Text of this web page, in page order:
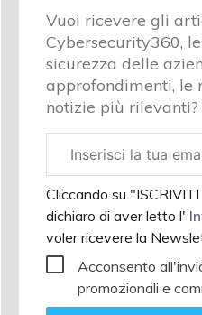
Vuoi ricevere gli
Cybersecurity360,
sicurezza delle
approfondimenti, le
notizie più rilevanti?
aziendale
Cliccando su
dichiaro di aver letto l'
voler ricevere la
Acconsento
promozionali e